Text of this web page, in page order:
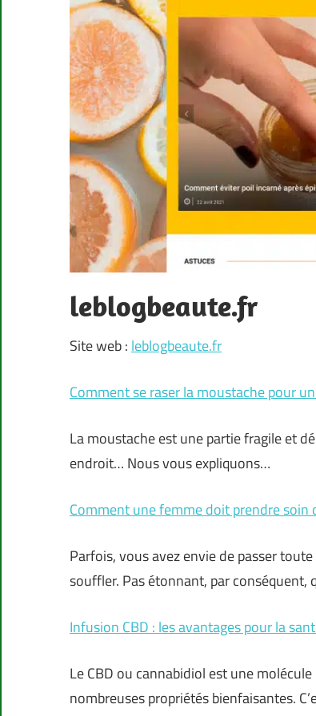
leblogbeaute.fr
Site web : leblogbeaute.fr
Comment se raser la moustache pour
La moustache est une partie fragile et
endroit… Nous vous expliquons…
Comment une femme doit prendre soin
Parfois, vous avez envie de passer
souffler. Pas étonnant, par conséquent,
Infusion CBD : les avantages pour la
Le CBD ou cannabidiol est une
nombreuses propriétés bienfaisantes.